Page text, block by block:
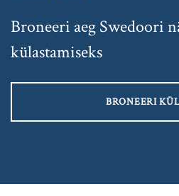
Broneeri aeg Swedoori
külastamiseks
BRONEERI